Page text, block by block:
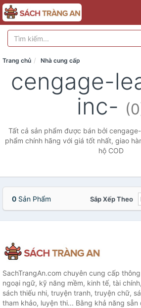
Trang chủ Nhà cung cấp
cengage-
inc-
Tất cả sản phẩm được bán bởi
phẩm chính hãng với giá tốt nhất, giao
hộ COD
0 Sản Phẩm Sắp Xếp Theo
SachTrangAn.com chuyên cung cấp
ngoại ngữ, kỹ năng mềm, kinh tế, tài
sách thiếu nhi, truyện tranh, truyện chữ,
tham khảo, luyện thi... Bằng khả năng